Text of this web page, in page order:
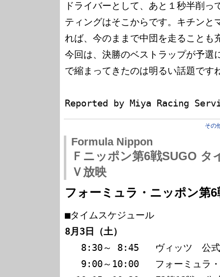
ドライバーとして、あと１秒半削っ
ティングはそこからです。キチンと
れば、今のままで中団を走ることも
今回は、決勝のベストラップが予選
で縮まってきたのは明るい話題です
Reported by Miya Racing
その
Formula Nippon
Ｆニッポン第6戦SUGO タ
Ｖ放映
フォーミュラ・ニッポン第6
8月3日（土）